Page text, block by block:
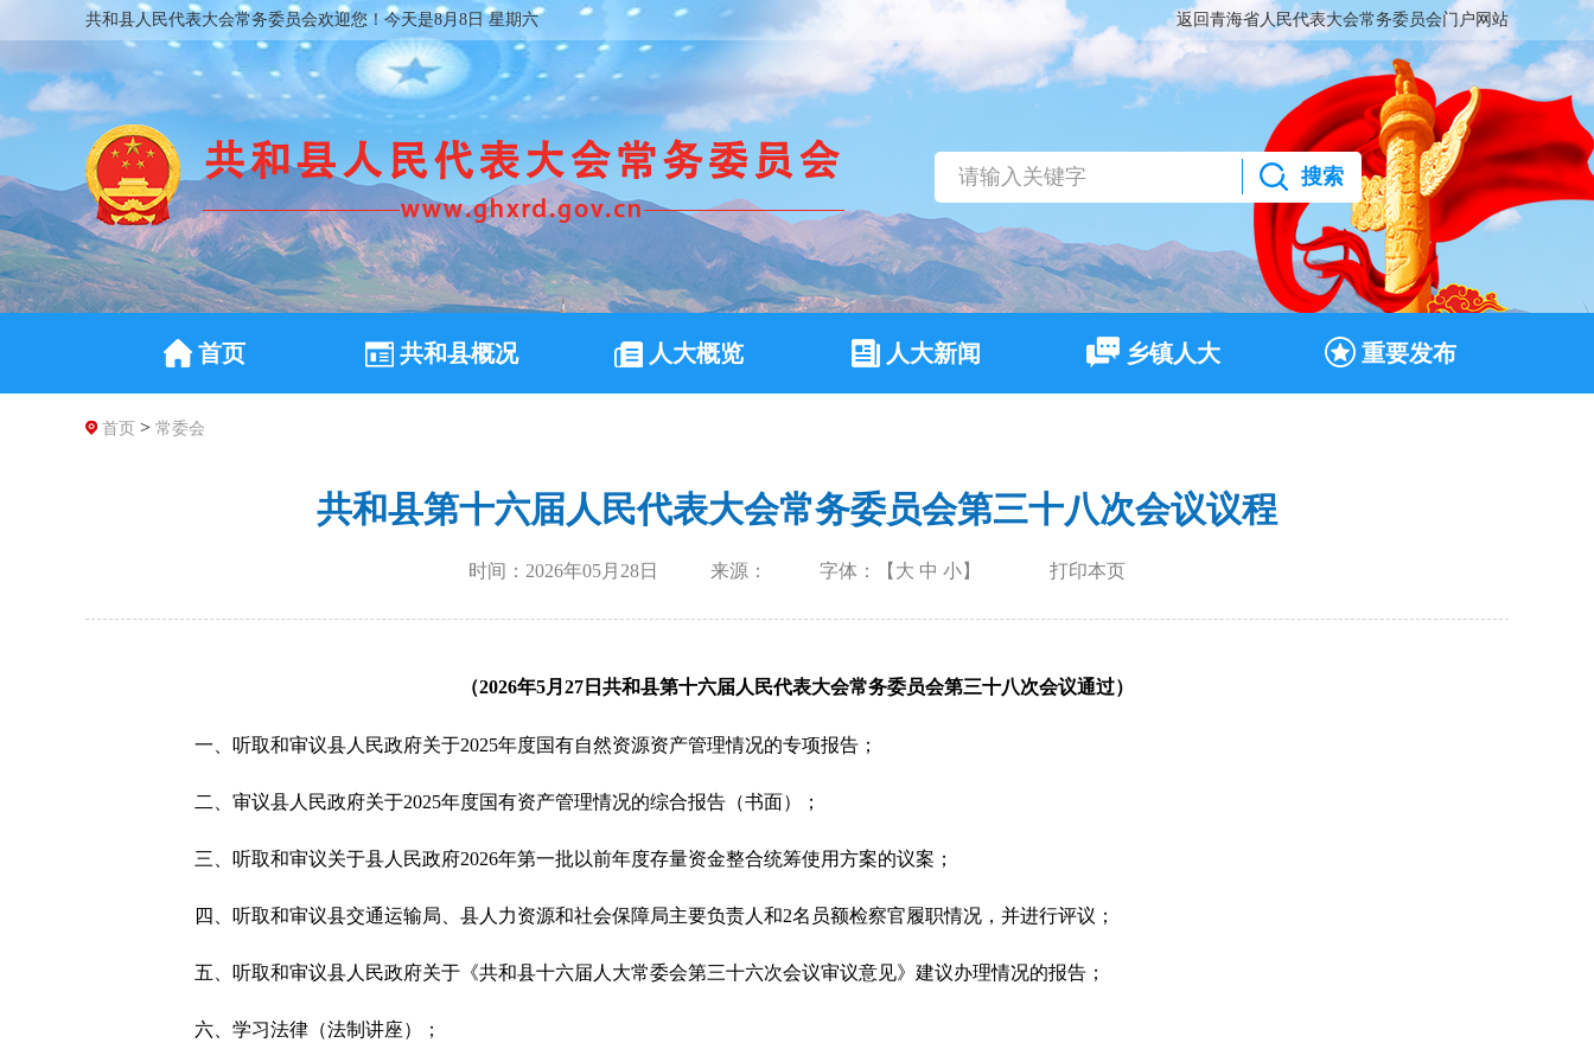
共和县人民代表大会常务委员会欢迎您！ 今天是8月8日 星期六 返回青海省人民代表大会常务委员会门户网站
搜索
首页 共和县概况 人大概览 人大新闻 乡镇人大 重要发布
首页 > 常委会
共和县第十六届人民代表大会常务委员会第三十八次会议议程
时间：2026年05月28日 来源： 字体：【 大 中 小】 打印本页
（2026年5月 27 日共和县第十六届人民代表大会常务委员会第三十八次会议通过）
一、听取和审议县人民政府关于2025年度国有自然资源资产管理情况的专项报告；
二、 审议县人民政府关于2025年度国有资产管理情况的综合报告（书面）；
三、听取和审议关于县人民政府2026年第一批以前年度存量资金整合统筹使用方案的议案；
四、 听取和审议县交通运输局、县人力资源和社会保障局主要负责人和2名员额检察官履职情况，并进行评议；
五、 听取和审议县人民政府关于《共和县十六届人大常委会第三十六次会议审议意见》 建议办理情况的报告；
六、 学习法律（法制讲座） ；